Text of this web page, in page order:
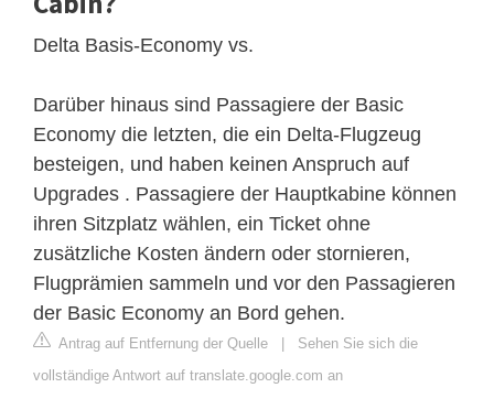
Delta Basis-Economy vs.
Darüber hinaus sind Passagiere der Basic
Economy die letzten, die ein Delta-Flugzeug
besteigen, und haben keinen Anspruch auf
Upgrades . Passagiere der Hauptkabine können
ihren Sitzplatz wählen, ein Ticket ohne
zusätzliche Kosten ändern oder stornieren,
Flugprämien sammeln und vor den Passagieren
der Basic Economy an Bord gehen.
Antrag auf Entfernung der Quelle | Sehen Sie sich die
vollständige Antwort auf translate.google.com an